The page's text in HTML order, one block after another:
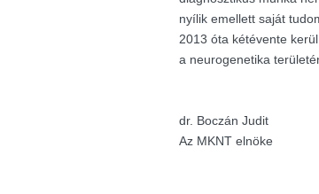
nyílik emellett saját
2013 óta kétévente
a neurogenetika
dr. Boczán Judit
Az MKNT elnöke